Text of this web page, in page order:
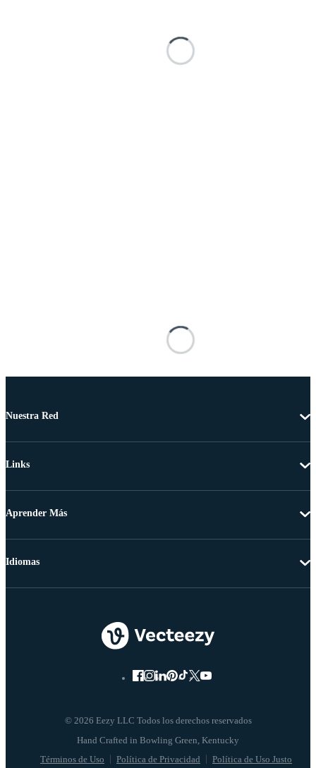
Nuestra Red
Links
Aprender Más
© 2026 Eezy LLC Todos los derechos reservados
Términos de Uso Política de Privacidad Política de Uso Justo
Idiomas